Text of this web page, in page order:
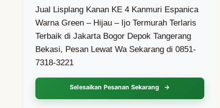
Jual Lisplang Kanan KE 4 Kanmuri Espanica
Warna Green – Hijau – Ijo Termurah Terlaris
Terbaik di Jakarta Bogor Depok Tangerang
Bekasi, Pesan Lewat Wa Sekarang di 0851-
7318-3221
Selesaikan Pesanan Sekarang